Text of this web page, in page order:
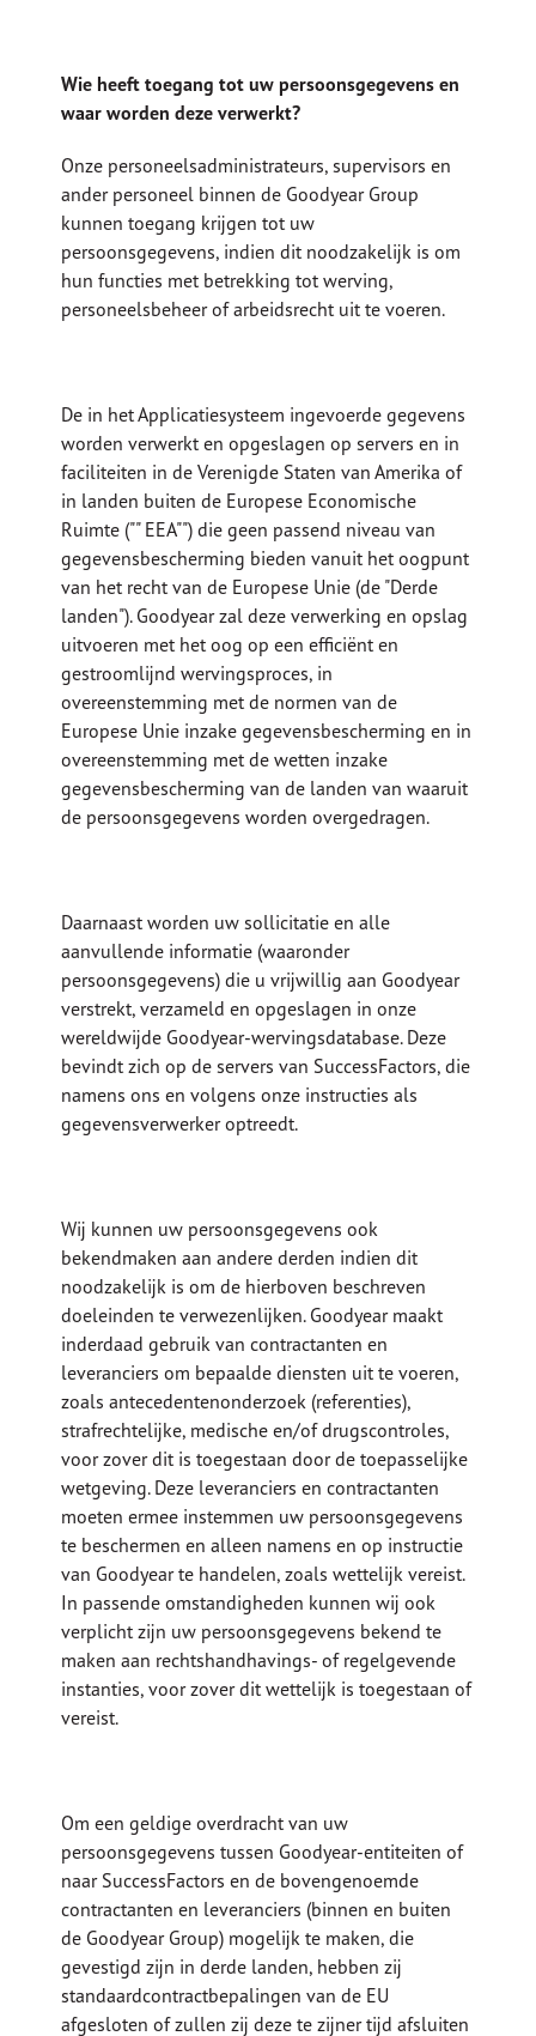
Wie heeft toegang tot uw persoonsgegevens en
waar worden deze verwerkt?
Onze personeelsadministrateurs, supervisors en
ander personeel binnen de Goodyear Group
kunnen toegang krijgen tot uw
persoonsgegevens, indien dit noodzakelijk is om
hun functies met betrekking tot werving,
personeelsbeheer of arbeidsrecht uit te voeren.
De in het Applicatiesysteem ingevoerde gegevens
worden verwerkt en opgeslagen op servers en in
faciliteiten in de Verenigde Staten van Amerika of
in landen buiten de Europese Economische
Ruimte ("" EEA"") die geen passend niveau van
gegevensbescherming bieden vanuit het oogpunt
van het recht van de Europese Unie (de "Derde
landen"). Goodyear zal deze verwerking en opslag
uitvoeren met het oog op een efficiënt en
gestroomlijnd wervingsproces, in
overeenstemming met de normen van de
Europese Unie inzake gegevensbescherming en in
overeenstemming met de wetten inzake
gegevensbescherming van de landen van waaruit
de persoonsgegevens worden overgedragen.
Daarnaast worden uw sollicitatie en alle
aanvullende informatie (waaronder
persoonsgegevens) die u vrijwillig aan Goodyear
verstrekt, verzameld en opgeslagen in onze
wereldwijde Goodyear-wervingsdatabase. Deze
bevindt zich op de servers van SuccessFactors, die
namens ons en volgens onze instructies als
gegevensverwerker optreedt.
Wij kunnen uw persoonsgegevens ook
bekendmaken aan andere derden indien dit
noodzakelijk is om de hierboven beschreven
doeleinden te verwezenlijken. Goodyear maakt
inderdaad gebruik van contractanten en
leveranciers om bepaalde diensten uit te voeren,
zoals antecedentenonderzoek (referenties),
strafrechtelijke, medische en/of drugscontroles,
voor zover dit is toegestaan door de toepasselijke
wetgeving. Deze leveranciers en contractanten
moeten ermee instemmen uw persoonsgegevens
te beschermen en alleen namens en op instructie
van Goodyear te handelen, zoals wettelijk vereist.
In passende omstandigheden kunnen wij ook
verplicht zijn uw persoonsgegevens bekend te
maken aan rechtshandhavings- of regelgevende
instanties, voor zover dit wettelijk is toegestaan of
vereist.
Om een geldige overdracht van uw
persoonsgegevens tussen Goodyear-entiteiten of
naar SuccessFactors en de bovengenoemde
contractanten en leveranciers (binnen en buiten
de Goodyear Group) mogelijk te maken, die
gevestigd zijn in derde landen, hebben zij
standaardcontractbepalingen van de EU
afgesloten of zullen zij deze te zijner tijd afsluiten